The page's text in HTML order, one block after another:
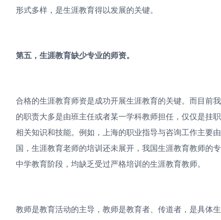
形式多样，是生涯教育得以发展的关键。
第五，生涯教育缺少专业的师资。
合格的生涯教育师资是成功开展生涯教育的关键。而目前
的职责大多是由班主任或者某一学科教师担任，仅仅是挂
相关知识和技能。例如，上海的职业指导与咨询工作主要
国，生涯教育老师的培训还未展开，我国生涯教育教师的
中学教育阶段，均缺乏受过严格培训的生涯教育教师。
教师是教育活动的主导，教师是教育者、传道者，是具体